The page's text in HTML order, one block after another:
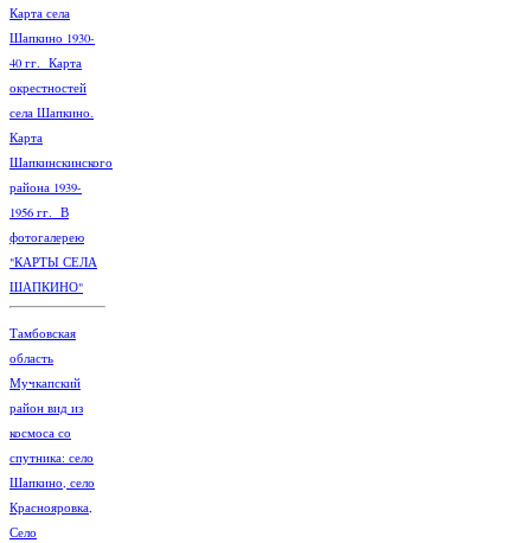
Карта села
Шапкино 1930-
40 гг. Карта
окрестностей
села Шапкино.
Карта
Шапкинскинского
района 1939-
1956 гг. В
фотогалерею
"КАРТЫ СЕЛА
ШАПКИНО"
Тамбовская
область
Мучкапский
район вид из
космоса со
спутника: село
Шапкино, село
Краснояровка,
Село